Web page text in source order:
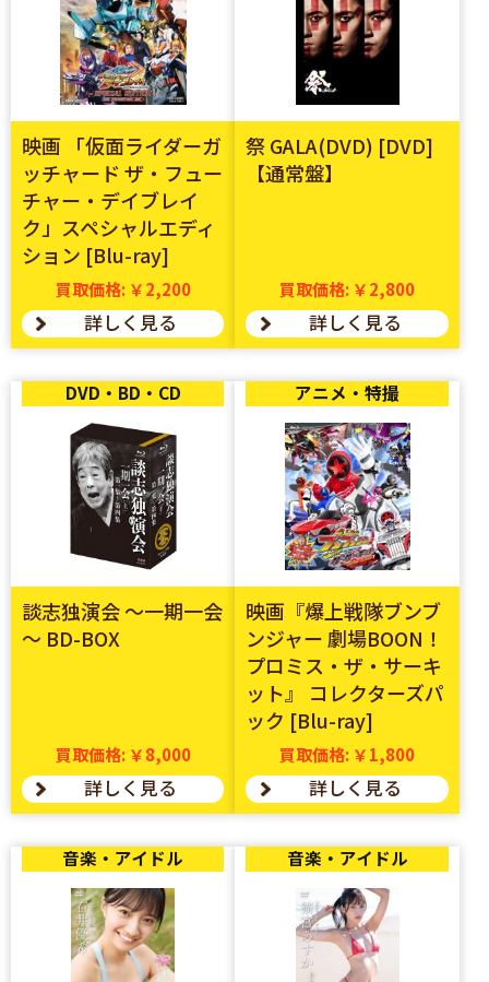
映画 「仮面ライダーガ
ッチャード ザ・フュー
チャー・デイブレイ
ク」スペシャルエディ
ション [Blu-ray]
買取価格: ￥2,200
詳しく見る
祭 GALA(DVD) [DVD]
【通常盤】
買取価格: ￥2,800
詳しく見る
DVD・BD・CD
談志独演会 ～一期一会
～ BD-BOX
買取価格: ￥8,000
詳しく見る
アニメ・特撮
映画『爆上戦隊ブンブ
ンジャー 劇場BOON！
プロミス・ザ・サーキ
ット』 コレクターズパ
ック [Blu-ray]
買取価格: ￥1,800
詳しく見る
音楽・アイドル 音楽・アイドル